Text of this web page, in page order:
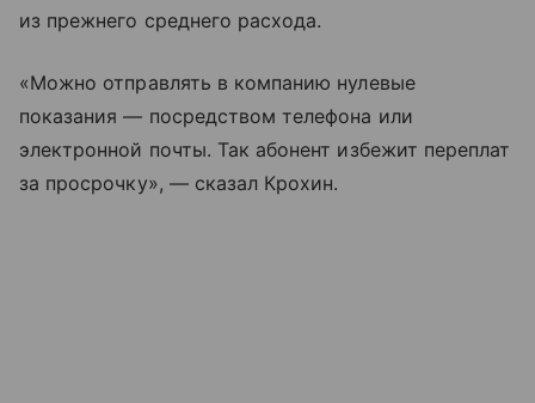
из прежнего среднего расхода.
«Можно отправлять в компанию нулевые
показания — посредством телефона или
электронной почты. Так абонент избежит переплат
за просрочку», — сказал Крохин.